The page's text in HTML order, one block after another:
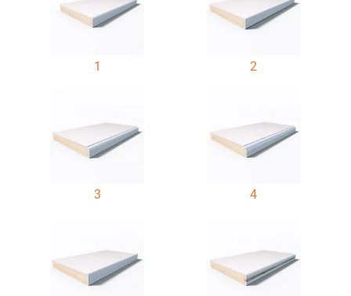
1 2
3 4